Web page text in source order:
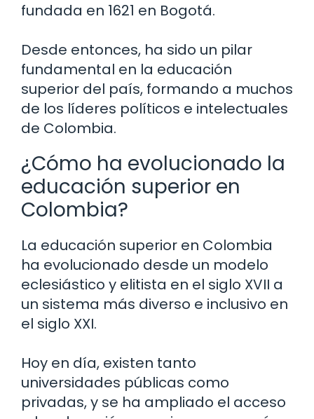
fundada en 1621 en Bogotá.
Desde entonces, ha sido un pilar
fundamental en la educación
superior del país, formando a muchos
de los líderes políticos e intelectuales
de Colombia.
¿Cómo ha evolucionado la
educación superior en
Colombia?
La educación superior en Colombia
ha evolucionado desde un modelo
eclesiástico y elitista en el siglo XVII a
un sistema más diverso e inclusivo en
el siglo XXI.
Hoy en día, existen tanto
universidades públicas como
privadas, y se ha ampliado el acceso